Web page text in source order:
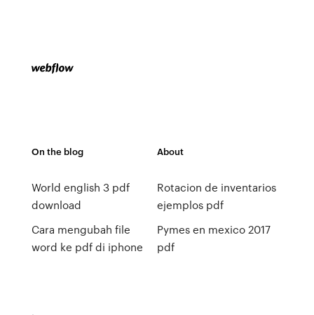
On the blog
World english 3 pdf
download
Cara mengubah file
word ke pdf di iphone
About
Rotacion de inventarios
ejemplos pdf
Pymes en mexico 2017
pdf